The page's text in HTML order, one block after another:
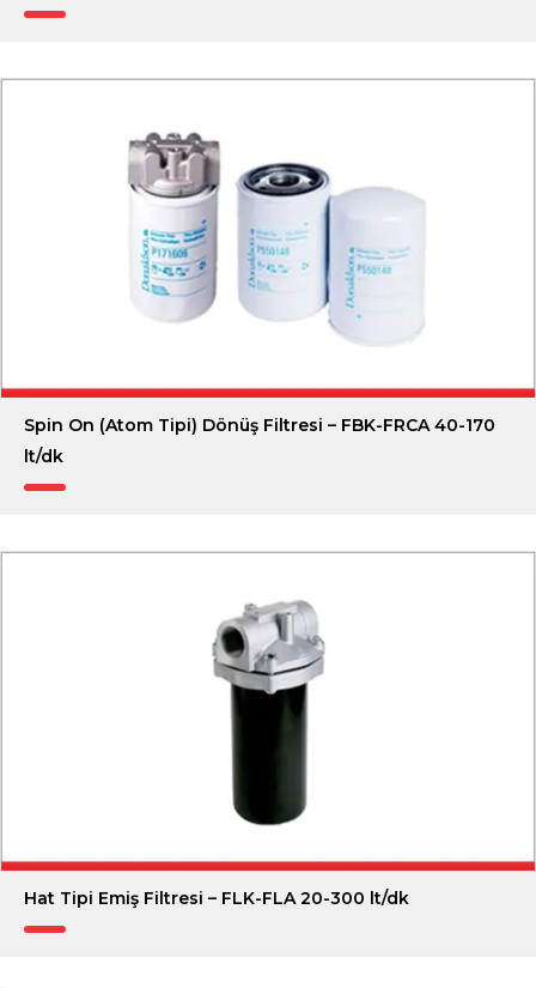
Spin On (Atom Tipi) Dönüş Filtresi – FBK-FRCA 40-170
lt/dk
Hat Tipi Emiş Filtresi – FLK-FLA 20-300 lt/dk